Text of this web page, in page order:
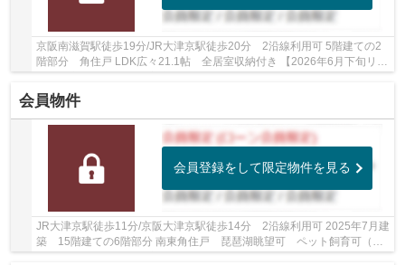
京阪南滋賀駅徒歩19分/JR大津京駅徒歩20分 2沿線利用可 5階建ての2
階部分 角住戸 LDK広々21.1帖 全居室収納付き 【2026年6月下旬リフ
会員物件
会員登録をして限定物件を見る
JR大津京駅徒歩11分/京阪大津京駅徒歩14分 2沿線利用可 2025年7月建
築 15階建ての6階部分 南東角住戸 琵琶湖眺望可 ペット飼育可（規